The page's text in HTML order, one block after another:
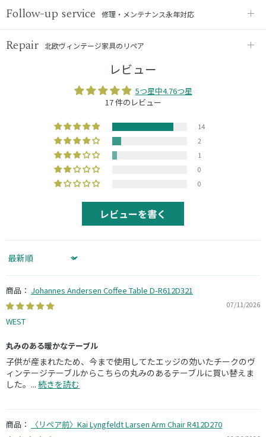
Follow-up service 修理・メンテナンス永年対応
Repair 北欧ヴィンテージ家具のリペア
レビュー
5つ星中4.76つ星
17 件のレビュー
14
2
1
0
0
レビューを書く
Sort by
Johannes Andersen Coffee Table D-R612D321
07/11/2026
WEST
丸みのある暖かなテーブル
子供が産まれたため、今まで使用してたエッジの効いたチークのヴ
ィンテージテーブルからこちらの丸みのあるテーブルに買い替えま
した。... 続きを読む
〈リペア前〉Kai Lyngfeldt Larsen Arm Chair R412D270